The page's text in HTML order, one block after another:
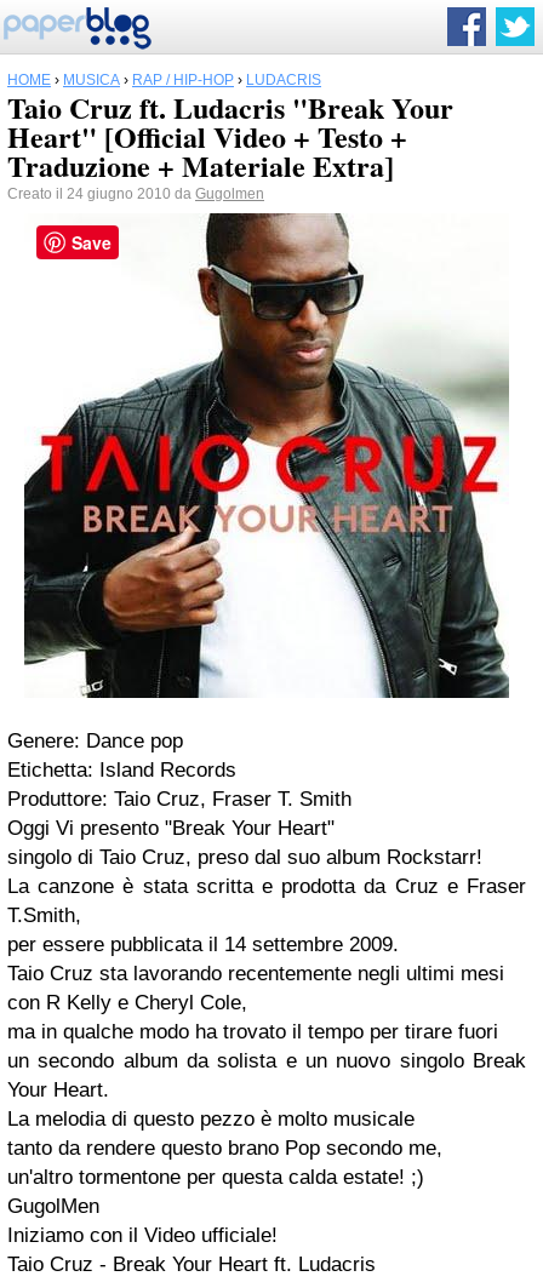
HOME › MUSICA › RAP / HIP-HOP › LUDACRIS
Taio Cruz ft. Ludacris "Break Your
Heart" [Official Video + Testo +
Traduzione + Materiale Extra]
Creato il 24 giugno 2010 da Gugolmen
Genere: Dance pop
Etichetta: Island Records
Produttore: Taio Cruz, Fraser T. Smith
Oggi Vi presento "Break Your Heart"
singolo di Taio Cruz, preso dal suo album Rockstarr!
La canzone è stata scritta e prodotta daCruz e Fraser
T.Smith,
per essere pubblicata il 14 settembre 2009.
Taio Cruz sta lavorando recentemente negli ultimi mesi
con R Kelly e Cheryl Cole,
ma in qualche modo ha trovato il tempo per tirare fuori
un secondo album da solista e un nuovo singolo Break
Your Heart.
La melodia di questo pezzo è molto musicale
tanto da rendere questo brano Pop secondo me,
un'altro tormentone per questa calda estate! ;)
GugolMen
Iniziamo con il Video ufficiale!
Taio Cruz - Break Your Heart ft. Ludacris
Save